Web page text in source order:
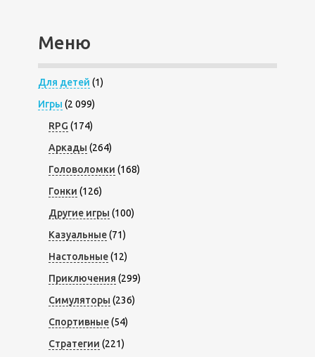
Меню
Для детей (1)
Игры (2 099)
RPG (174)
Аркады (264)
Головоломки (168)
Гонки (126)
Другие игры (100)
Казуальные(71)
Настольные(12)
Приключения (299)
Симуляторы (236)
Спортивные(54)
Стратегии (221)